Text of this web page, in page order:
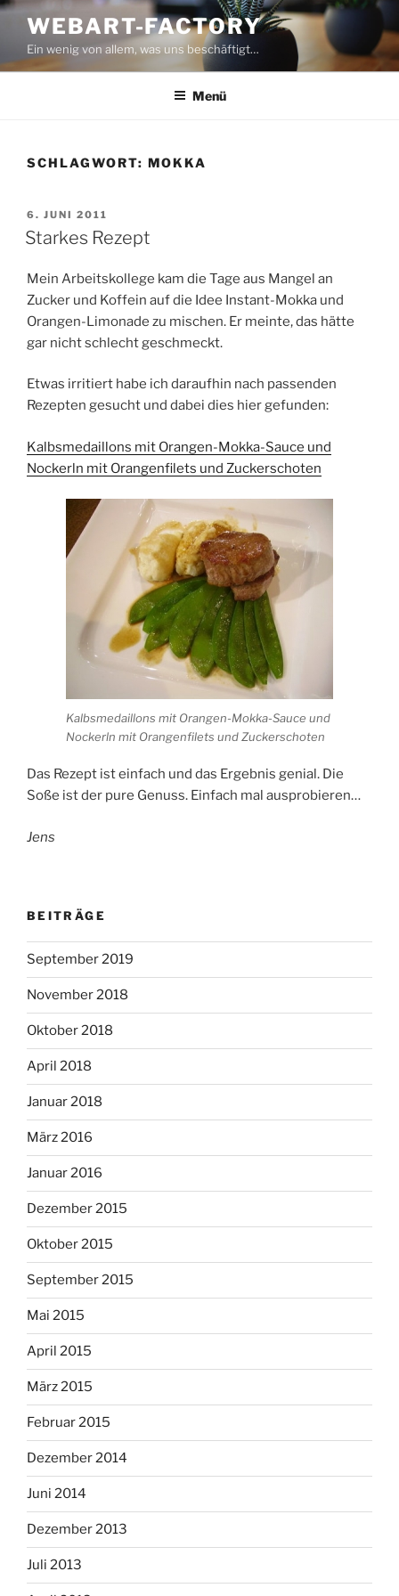
Zum
Inhalt
springen
WEBART-FACTORY
Ein wenig von allem, was uns beschäftigt…
Menü
SCHLAGWORT: MOKKA
VERÖFFENTLICHT
AM
6. JUNI 2011
Starkes Rezept
Mein Arbeitskollege kam die Tage aus Mangel an
Zucker und Koffein auf die Idee Instant-Mokka und
Orangen-Limonade zu mischen. Er meinte, das hätte
gar nicht schlecht geschmeckt.
Etwas irritiert habe ich daraufhin nach passenden
Rezepten gesucht und dabei dies hier gefunden:
Kalbsmedaillons mit Orangen-Mokka-Sauce und
Nockerln mit Orangenfilets und Zuckerschoten
Kalbsmedaillons mit Orangen-Mokka-Sauce und
Nockerln mit Orangenfilets und Zuckerschoten
Das Rezept ist einfach und das Ergebnis genial. Die
Soße ist der pure Genuss. Einfach mal ausprobieren…
Jens
BEITRÄGE
September 2019
November 2018
Oktober 2018
April 2018
Januar 2018
März 2016
Januar 2016
Dezember 2015
Oktober 2015
September 2015
Mai 2015
April 2015
März 2015
Februar 2015
Dezember 2014
Juni 2014
Dezember 2013
Juli 2013